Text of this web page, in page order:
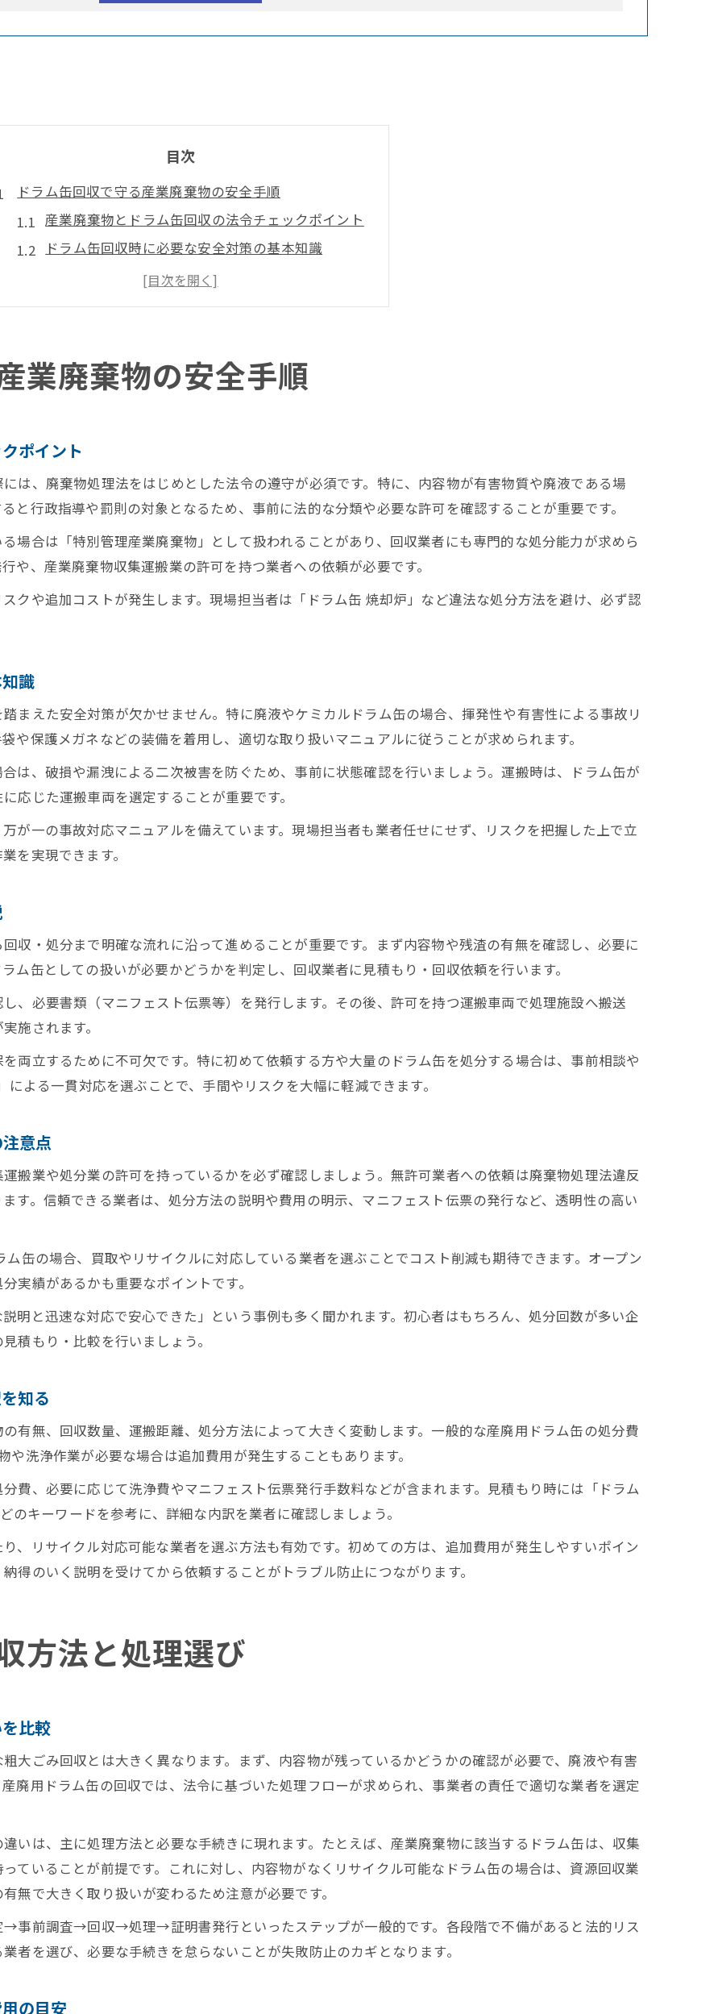
目次
ドラム缶回収で守る産業廃棄物の安全手順
産業廃棄物とドラム缶回収の法令チェックポイント
ドラム缶回収時に必要な安全対策の基本知識
適切な産廃用ドラム缶回収の流れを解説
回収業者選びで押さえたい産業廃棄物の注意点
産廃用ドラム缶の回収方法と処理選び
ドラム缶回収の流れと産廃用処理の違いを比較
最適なドラム缶回収業者の選び方とポイント
ドラム缶回収に必要な書類や手続きを徹底解説
産廃用ドラム缶の回収で失敗しないコツとは
錆びたドラム缶の適切な回収実務とは
錆びたドラム缶回収の注意点と処分方法を解説
オープンドラム缶回収で知っておくべき費用の目安
オープンドラム缶の処分費用を抑える選び方
産廃用ドラム缶回収のコスト管理術を解説
法令に適合したドラム缶回収の流れと注意点
法令違反を防ぐドラム缶回収時の注意ポイント
ドラム缶回収で必要なマニフェスト管理とは
産廃用ドラム缶回収で失敗しない法令チェック
ドラム缶回収業者を選ぶときに比べたいポイント
信頼できるドラム缶回収業者の選び方ガイド
産業廃棄物ドラム缶回収で重視すべき業者の条件
回収業者の実績や処理方法をチェックするコツ
適正な産廃用ドラム缶回収業者の見極め方
業廃棄物の安全手順
ポイント
は、廃棄物処理法をはじめとした法令の遵守が必須です。特に、内容物が有害物質や廃液である場
と行政指導や罰則の対象となるため、事前に法的な分類や必要な許可を確認することが重要です。
場合は「特別管理産業廃棄物」として扱われることがあり、回収業者にも専門的な処分能力が求めら
や、産業廃棄物収集運搬業の許可を持つ業者への依頼が必要です。
クや追加コストが発生します。現場担当者は「ドラム缶 焼却炉」など違法な処分方法を避け、必ず認
識
まえた安全対策が欠かせません。特に廃液やケミカルドラム缶の場合、揮発性や有害性による事故リ
や保護メガネなどの装備を着用し、適切な取り扱いマニュアルに従うことが求められます。
は、破損や漏洩による二次被害を防ぐため、事前に状態確認を行いましょう。運搬時は、ドラム缶が
応じた運搬車両を選定することが重要です。
が一の事故対応マニュアルを備えています。現場担当者も業者任せにせず、リスクを把握した上で立
を実現できます。
収・処分まで明確な流れに沿って進めることが重要です。まず内容物や残渣の有無を確認し、必要に
ム缶としての扱いが必要かどうかを判定し、回収業者に見積もり・回収依頼を行います。
、必要書類（マニフェスト伝票等）を発行します。その後、許可を持つ運搬車両で処理施設へ搬送
施されます。
両立するために不可欠です。特に初めて依頼する方や大量のドラム缶を処分する場合は、事前相談や
よる一貫対応を選ぶことで、手間やリスクを大幅に軽減できます。
意点
搬業や処分業の許可を持っているかを必ず確認しましょう。無許可業者への依頼は廃棄物処理法違反
す。信頼できる業者は、処分方法の説明や費用の明示、マニフェスト伝票の発行など、透明性の高い
缶の場合、買取やリサイクルに対応している業者を選ぶことでコスト削減も期待できます。オープン
実績があるかも重要なポイントです。
明と迅速な対応で安心できた」という事例も多く聞かれます。初心者はもちろん、処分回数が多い企
積もり・比較を行いましょう。
知る
有無、回収数量、運搬距離、処分方法によって大きく変動します。一般的な産廃用ドラム缶の処分費
洗浄作業が必要な場合は追加費用が発生することもあります。
費、必要に応じて洗浄費やマニフェスト伝票発行手数料などが含まれます。見積もり時には「ドラム
のキーワードを参考に、詳細な内訳を業者に確認しましょう。
、リサイクル対応可能な業者を選ぶ方法も有効です。初めての方は、追加費用が発生しやすいポイン
得のいく説明を受けてから依頼することがトラブル防止につながります。
方法と処理選び
比較
大ごみ回収とは大きく異なります。まず、内容物が残っているかどうかの確認が必要で、廃液や有害
廃用ドラム缶の回収では、法令に基づいた処理フローが求められ、事業者の責任で適切な業者を選定
いは、主に処理方法と必要な手続きに現れます。たとえば、産業廃棄物に該当するドラム缶は、収集
ていることが前提です。これに対し、内容物がなくリサイクル可能なドラム缶の場合は、資源回収業
無で大きく取り扱いが変わるため注意が必要です。
→事前調査→回収→処理→証明書発行といったステップが一般的です。各段階で不備があると法的リス
者を選び、必要な手続きを怠らないことが失敗防止のカギとなります。
の目安